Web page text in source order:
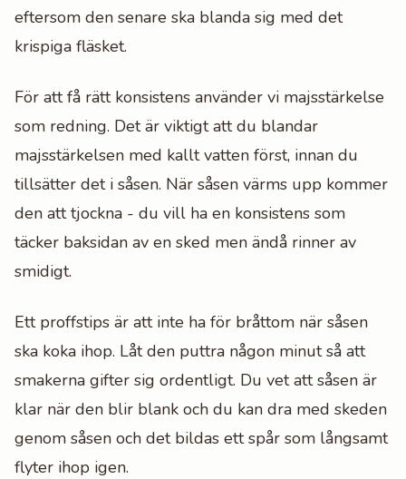
eftersom den senare ska blanda sig med det
krispiga fläsket.
För att få rätt konsistens använder vi majsstärkelse
som redning. Det är viktigt att du blandar
majsstärkelsen med kallt vatten först, innan du
tillsätter det i såsen. När såsen värms upp kommer
den att tjockna - du vill ha en konsistens som
täcker baksidan av en sked men ändå rinner av
smidigt.
Ett proffstips är att inte ha för bråttom när såsen
ska koka ihop. Låt den puttra någon minut så att
smakerna gifter sig ordentligt. Du vet att såsen är
klar när den blir blank och du kan dra med skeden
genom såsen och det bildas ett spår som långsamt
flyter ihop igen.